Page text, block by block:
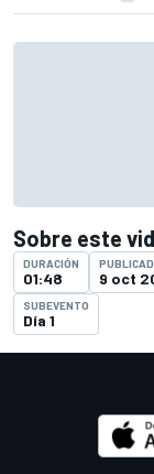
Sobre este
DURACIÓN
01:48 9 oct
SUBEVENTO
Día 1